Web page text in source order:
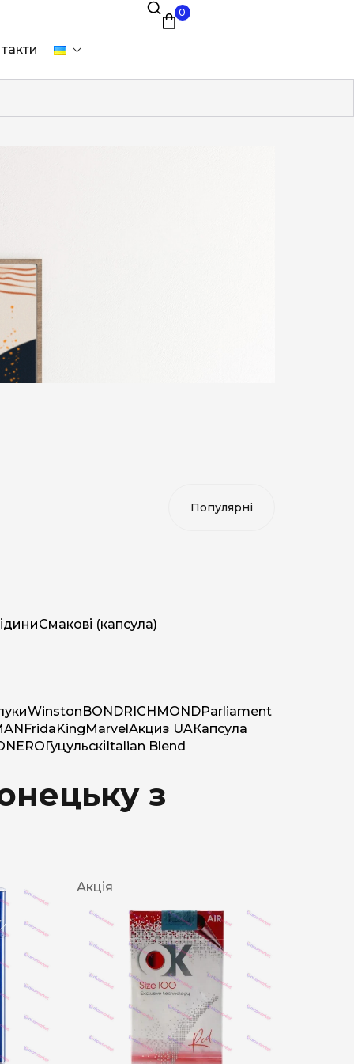
0
Смакові (капсула)
WinstonBONDRICHMONDParliament
FridaKingMarvelАкциз UAКапсула
NEROГуцульскіItalian Blend
з
Акція